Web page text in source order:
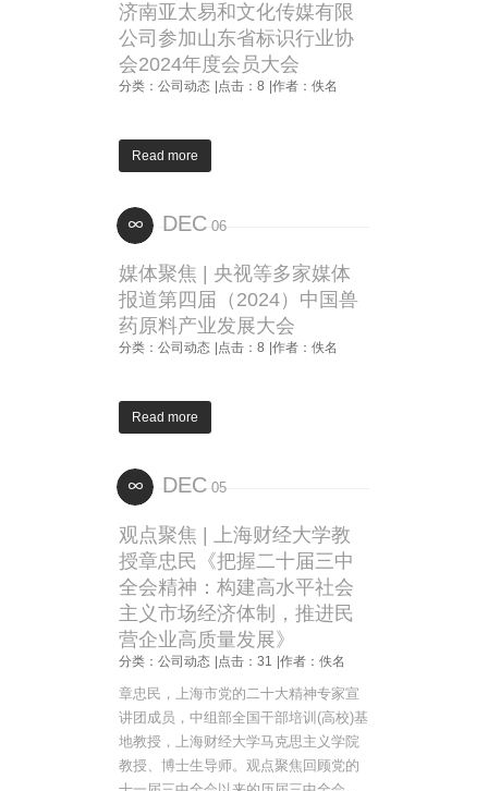
济南亚太易和文化传媒有限
公司参加山东省标识行业协
会2024年度会员大会
分类：公司动态 |点击：8 |作者：佚名
Read more
DEC 06
媒体聚焦 | 央视等多家媒体
报道第四届（2024）中国兽
药原料产业发展大会
分类：公司动态 |点击：8 |作者：佚名
Read more
DEC 05
观点聚焦 | 上海财经大学教
授章忠民《把握二十届三中
全会精神：构建高水平社会
主义市场经济体制，推进民
营企业高质量发展》
分类：公司动态 |点击：31 |作者：佚名
章忠民，上海市党的二十大精神专家宣
讲团成员，中组部全国干部培训(高校)基
地教授，上海财经大学马克思主义学院
教授、博士生导师。观点聚焦回顾党的